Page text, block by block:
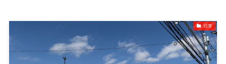
日常